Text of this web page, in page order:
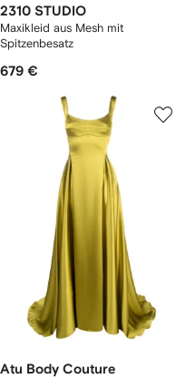
2310 STUDIO
Maxikleid aus Mesh mit
Spitzenbesatz
679 €
Atu Body Couture